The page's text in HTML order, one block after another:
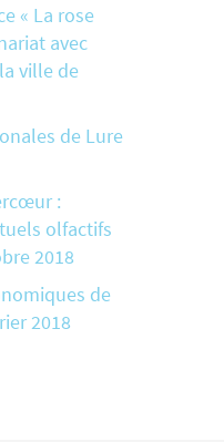
« La rose
avec
ville de
de Lure
:
olfactifs
2018
de
2018